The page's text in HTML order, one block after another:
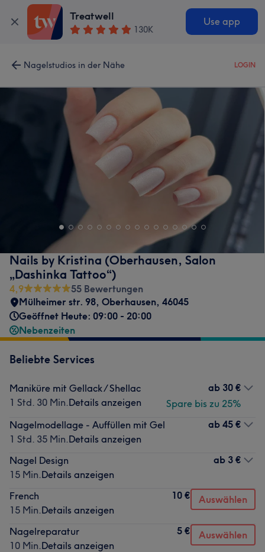
Treatwell
130K
Use app
Nagelstudios in der Nähe LOGIN
Nails by Kristina (Oberhausen, Salon
„Dashinka Tattoo“)
4,9
55 Bewertungen
Mülheimer str. 98, Oberhausen, 46045
Geöffnet Heute: 09:00 - 20:00
Nebenzeiten
Beliebte Services
Maniküre mit Gellack / Shellac
1 Std. 30 Min.Details anzeigen
ab 30 €
Spare bis zu 25%
Nagelmodellage - Auffüllen mit Gel
1 Std. 35 Min.Details anzeigen
ab 45 €
Nagel Design
15 Min.Details anzeigen
ab 3 €
French
15 Min.Details anzeigen
10 € Auswählen
Nagelreparatur
10 Min.Details anzeigen
5 € Auswählen